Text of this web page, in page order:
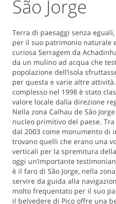
São Jorge
Terra di paesaggi senza
per il suo patrimonio naturale
curiosa Serragem da
da un mulino ad acqua che
popolazione dell’isola
per questa e varie altre
complesso nel 1998 è stato
valore locale dalla direzione
Nella zona Calhau de São
nucleo primitivo del paese.
dal 2003 come monumento di
trovano quelli che erano una
verticali per la spremitura
oggi un’importante
è il faro di São Jorge, nella
servire da guida alla
molto frequentato per il suo
il belvedere di Pico offre una